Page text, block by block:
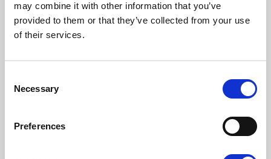
may combine it with other information that you’ve
provided to them or that they’ve collected from your use
of their services.
Selection
Necessary
Preferences
que la lutte contre les inégalités de santé
passe par la garantie d’un accès universel,
implique de transformer la Couverture
universelle des soins de santé (CUSS), qui est
toujours au stade de projet pilote, en un droit
exclusion liée au statut administratif, de